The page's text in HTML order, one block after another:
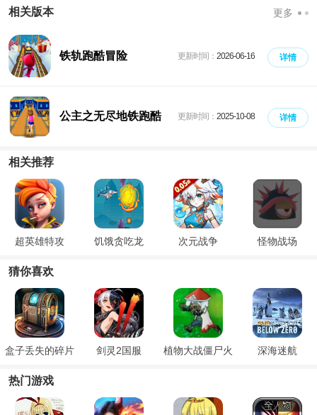
相关版本 更多
铁轨跑酷冒险 更新时间： 2026-06-16 详情
公主之无尽地铁跑酷 更新时间： 2025-10-08 详情
相关推荐
超英雄特攻 饥饿贪吃龙 次元战争 怪物战场
猜你喜欢
盒子丢失的碎片
剑灵2国服
植物大战僵尸火
深海迷航
热门游戏